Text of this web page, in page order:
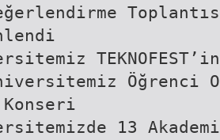
Öğrenci
Konseri
13